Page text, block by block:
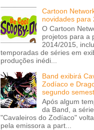
Cartoon
novidades para
O Cartoon
projetos para a
2014/2015,
temporadas de séries em
produções inédi...
Band exibirá
Zodíaco e
segundo
Após algum
da Band, a
"Cavaleiros do Zodíaco"
pela emissora a part...